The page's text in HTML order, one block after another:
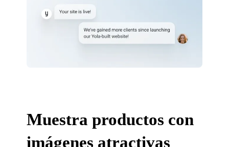
Muestra productos con
imágenes atractivas